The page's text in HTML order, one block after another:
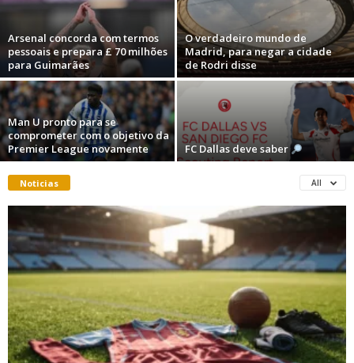
Arsenal concorda com termos
pessoais e prepara £ 70 milhões
para Guimarães
O verdadeiro mundo de
Madrid, para negar a cidade
de Rodri disse
Man U pronto para se
comprometer com o objetivo da
Premier League novamente
FC Dallas deve saber
Noticias All